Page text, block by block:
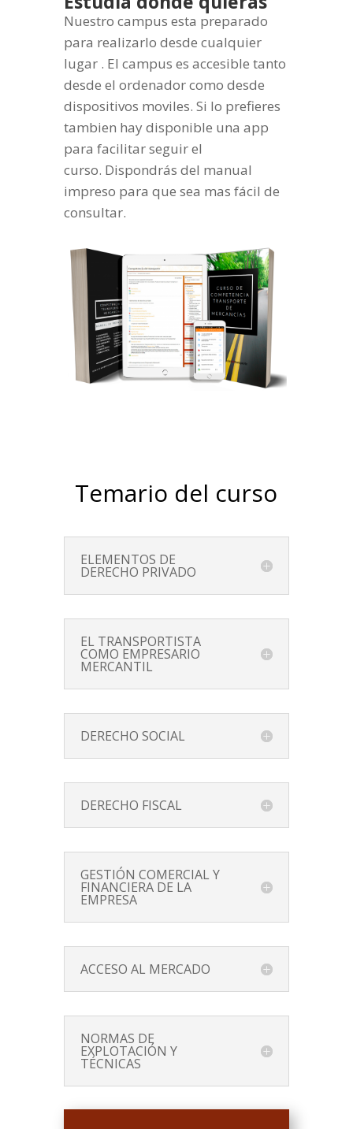
Nuestro campus esta preparado
para realizarlo desde cualquier
lugar . El campus es accesible tanto
desde el ordenador como desde
dispositivos moviles. Si lo prefieres
tambien hay disponible una app
para facilitar seguir el
curso. Dispondrás del manual
impreso para que sea mas fácil de
consultar.
Temario del curso
ELEMENTOS DE
DERECHO PRIVADO
EL TRANSPORTISTA
COMO EMPRESARIO
MERCANTIL
DERECHO SOCIAL
DERECHO FISCAL
GESTIÓN COMERCIAL Y
FINANCIERA DE LA
EMPRESA
ACCESO AL MERCADO
NORMAS DE
EXPLOTACIÓN Y
TÉCNICAS